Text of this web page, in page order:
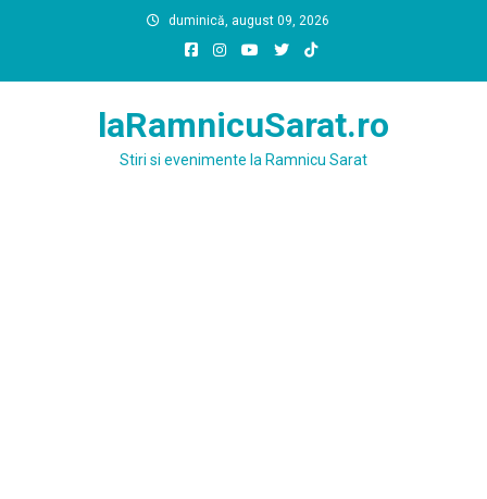
duminică, august 09, 2026
laRamnicuSarat.ro
Stiri si evenimente la Ramnicu Sarat